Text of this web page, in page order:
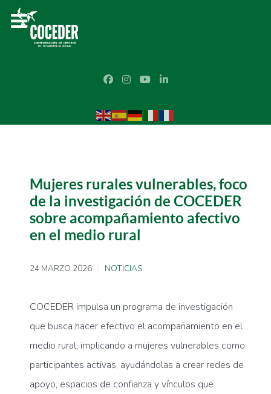
Mujeres rurales vulnerables, foco
de la investigación de COCEDER
sobre acompañamiento afectivo
en el medio rural
24 MARZO 2026 NOTICIAS
COCEDER impulsa un programa de investigación
que busca hacer efectivo el acompañamiento en el
medio rural, implicando a mujeres vulnerables como
participantes activas, ayudándolas a crear redes de
apoyo, espacios de confianza y vínculos que